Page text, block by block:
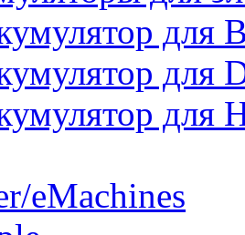
для
для
для
eMachines